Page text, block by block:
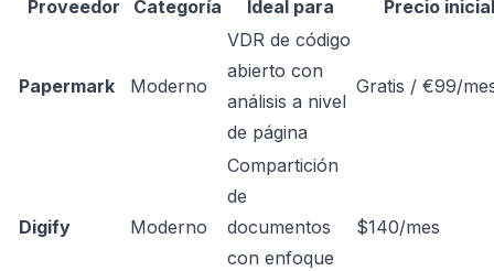
Proveedor Categoría Ideal para Precio inicial
Papermark Moderno
VDR de código
abierto con
análisis a nivel
de página
Gratis / €99/
Digify Moderno
Compartición
de
documentos
con enfoque
$140/mes